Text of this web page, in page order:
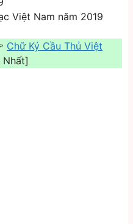
Việt Nam năm 2019
Chữ Ký Cầu Thủ Việt
Nhất]